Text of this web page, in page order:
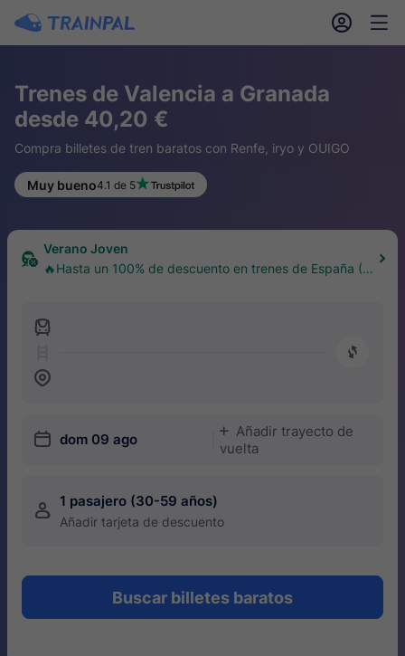
󱎓 󱒨
Trenes de Valencia a Granada
desde 40,20 €
Compra billetes de tren baratos con Renfe, iryo y OUIGO
Muy bueno4.1 de 5
Verano Joven
🔥Hasta un 100% de descuento en trenes de España (1
󱍉
󰿠
󱒣
󱎗 dom 09 ago
󱅇
Añadir trayecto de
vuelta
󱍂 1 pasajero (30-59 años)
Añadir tarjeta de descuento
Buscar billetes baratos